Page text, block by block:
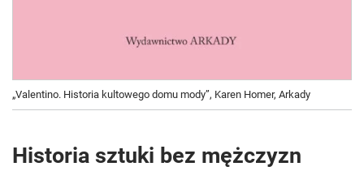
„Valentino. Historia kultowego domu mody”, Karen Homer, Arkady
Historia sztuki bez mężczyzn